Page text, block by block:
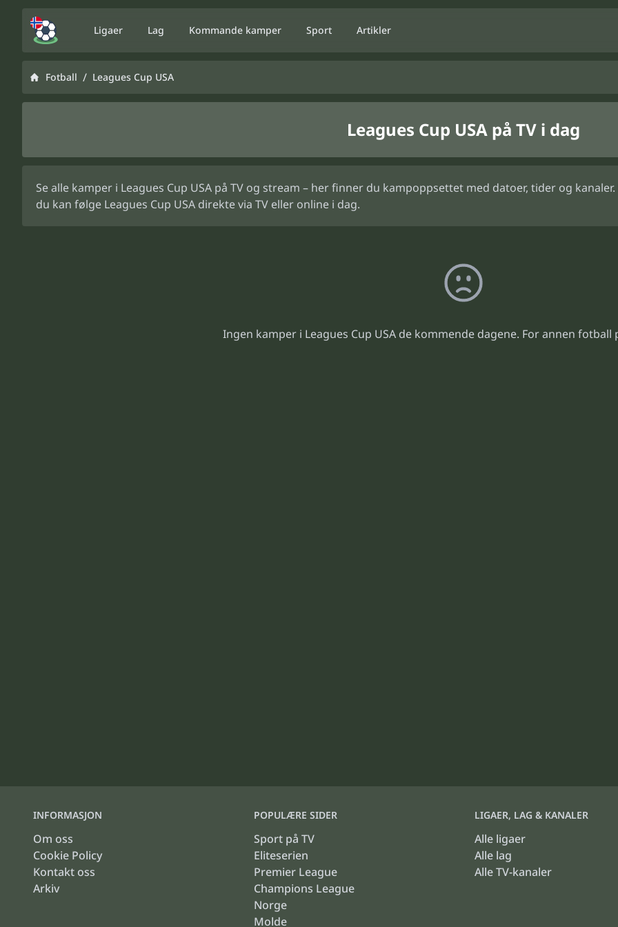
Ligaer Lag Kommande kamper Sport Artikler
Fotball / Leagues Cup USA
Leagues Cup USA på TV i dag
Se alle kamper i Leagues Cup USA på TV og stream – her finner du kampoppsettet med datoer, tider og
du kan følge Leagues Cup USA direkte via TV eller online i dag.
Ingen kamper i Leagues Cup USA de kommende dagene. For annen fotball
INFORMASJON
Om oss
Cookie Policy
Kontakt oss
Arkiv
POPULÆRE SIDER
Sport på TV
Eliteserien
Premier League
Champions League
Norge
Molde
LIGAER, LAG & KANALER
Alle ligaer
Alle lag
Alle TV-kanaler